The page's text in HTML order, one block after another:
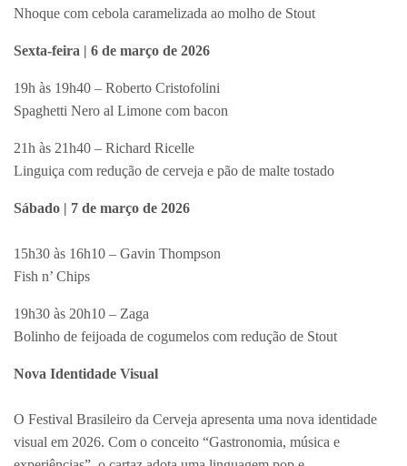
Nhoque com cebola caramelizada ao molho de Stout
Sexta-feira | 6 de março de 2026
19h às 19h40 – Roberto Cristofolini
Spaghetti Nero al Limone com bacon
21h às 21h40 – Richard Ricelle
Linguiça com redução de cerveja e pão de malte tostado
Sábado | 7 de março de 2026
15h30 às 16h10 – Gavin Thompson
Fish n’ Chips
19h30 às 20h10 – Zaga
Bolinho de feijoada de cogumelos com redução de Stout
Nova Identidade Visual
O Festival Brasileiro da Cerveja apresenta uma nova identidade
visual em 2026. Com o conceito “Gastronomia, música e